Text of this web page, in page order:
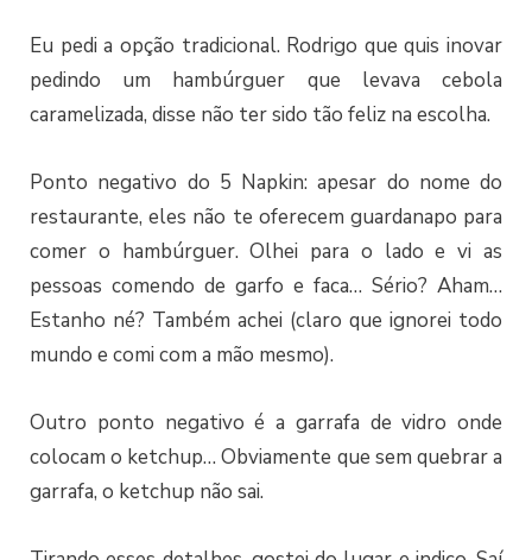
Eu pedi a opção tradicional. Rodrigo que quis inovar
pedindo um hambúrguer que levava cebola
caramelizada, disse não ter sido tão feliz na escolha.
Ponto negativo do 5 Napkin: apesar do nome do
restaurante, eles não te oferecem guardanapo para
comer o hambúrguer. Olhei para o lado e vi as
pessoas comendo de garfo e faca… Sério? Aham…
Estanho né? Também achei (claro que ignorei todo
mundo e comi com a mão mesmo).
Outro ponto negativo é a garrafa de vidro onde
colocam o ketchup… Obviamente que sem quebrar a
garrafa, o ketchup não sai.